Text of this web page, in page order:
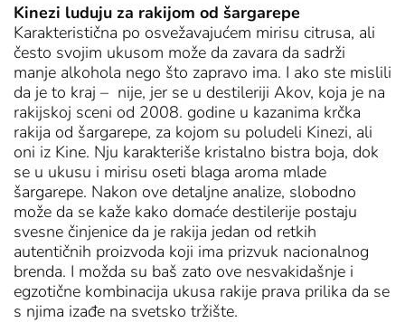
Kinezi luduju za rakijom od šargarepe
Karakteristična po osvežavajućem mirisu citrusa, ali
često svojim ukusom može da zavara da sadrži
manje alkohola nego što zapravo ima. I ako ste mislili
da je to kraj – nije, jer se u destileriji Akov, koja je na
rakijskoj sceni od 2008. godine u kazanima krčka
rakija od šargarepe, za kojom su poludeli Kinezi, ali
oni iz Kine. Nju karakteriše kristalno bistra boja, dok
se u ukusu i mirisu oseti blaga aroma mlade
šargarepe. Nakon ove detaljne analize, slobodno
može da se kaže kako domaće destilerije postaju
svesne činjenice da je rakija jedan od retkih
autentičnih proizvoda koji ima prizvuk nacionalnog
brenda. I možda su baš zato ove nesvakidašnje i
egzotične kombinacija ukusa rakije prava prilika da se
s njima izađe na svetsko tržište.